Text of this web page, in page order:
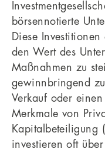
börsennotierte
Diese
den Wert des
Maßnahmen zu
gewinnbringend
Verkauf oder
Merkmale von
Kapitalbeteiligung
investieren oft